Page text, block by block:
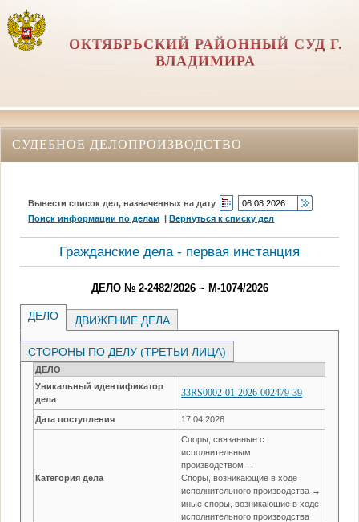
ОКТЯБРЬСКИЙ РАЙОННЫЙ СУД Г.
ВЛАДИМИРА
СУДЕБНОЕ ДЕЛОПРОИЗВОДСТВО
Вывести список дел, назначенных на дату
Поиск информации по делам |Вернуться к списку дел
Гражданские дела - первая инстанция
ДЕЛО № 2-2482/2026 ~ М-1074/2026
ДЕЛО ДВИЖЕНИЕ ДЕЛА
СТОРОНЫ ПО ДЕЛУ (ТРЕТЬИ ЛИЦА)
ДЕЛО
Уникальный идентификатор
дела
33RS0002-01-2026-002479-39
Дата поступления 17.04.2026
Категория дела
Споры, связанные с
исполнительным
производством →
Споры, возникающие в ходе
исполнительного производства →
иные споры, возникающие в ходе
исполнительного производства